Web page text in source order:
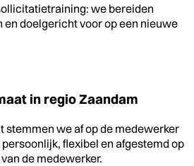
we bereiden
doelgericht voor op een nieuwe
in regio Zaandam
stemmen we af op de medewerker
flexibel en afgestemd op
de medewerker.